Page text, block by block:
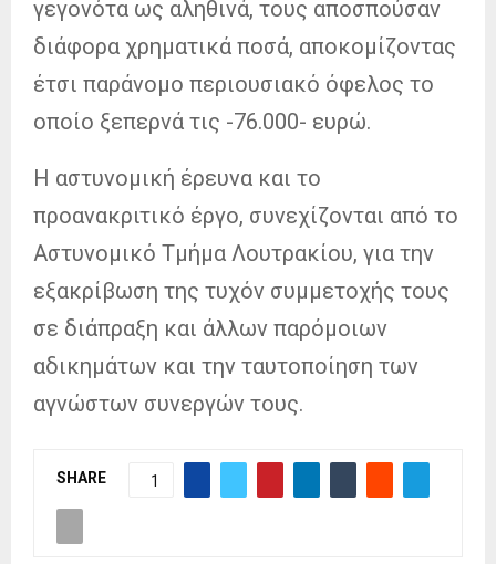
γεγονότα ως αληθινά, τους αποσπούσαν
διάφορα χρηματικά ποσά, αποκομίζοντας
έτσι παράνομο περιουσιακό όφελος το
οποίο ξεπερνά τις -76.000- ευρώ.
Η αστυνομική έρευνα και το
προανακριτικό έργο, συνεχίζονται από το
Αστυνομικό Τμήμα Λουτρακίου, για την
εξακρίβωση της τυχόν συμμετοχής τους
σε διάπραξη και άλλων παρόμοιων
αδικημάτων και την ταυτοποίηση των
αγνώστων συνεργών τους.
SHARE 1